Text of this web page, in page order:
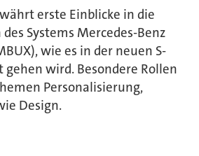
erste Einblicke in die
Systems Mercedes-Benz
wie es in der neuen S-
gehen wird. Besondere Rollen
Personalisierung,
Design.